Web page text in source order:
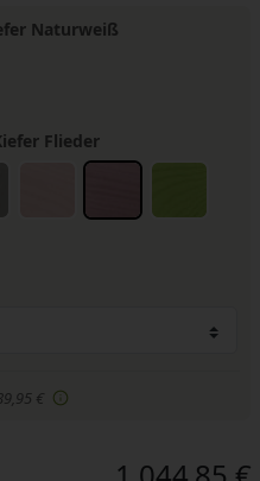
Naturweiß
Flieder
€